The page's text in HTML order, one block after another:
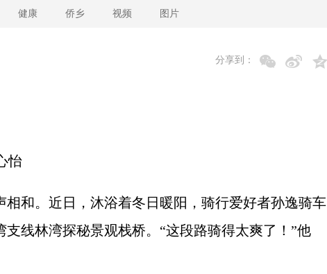
健康 侨乡 视频 图片
分享到：
怡
和。近日，沐浴着冬日暖阳，骑行爱好者孙逸骑车
线林湾探秘景观栈桥。“这段路骑得太爽了！”他